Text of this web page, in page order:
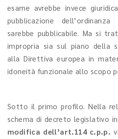
esame avrebbe invece
pubblicazione
sarebbe pubblicabile. Ma si
impropria sia sul piano della
alla Direttiva europea in
idoneità funzionale allo scopo
Sotto il primo profilo. Nella
schema di decreto legislativo
modifica dell’art.114 c.p.p.